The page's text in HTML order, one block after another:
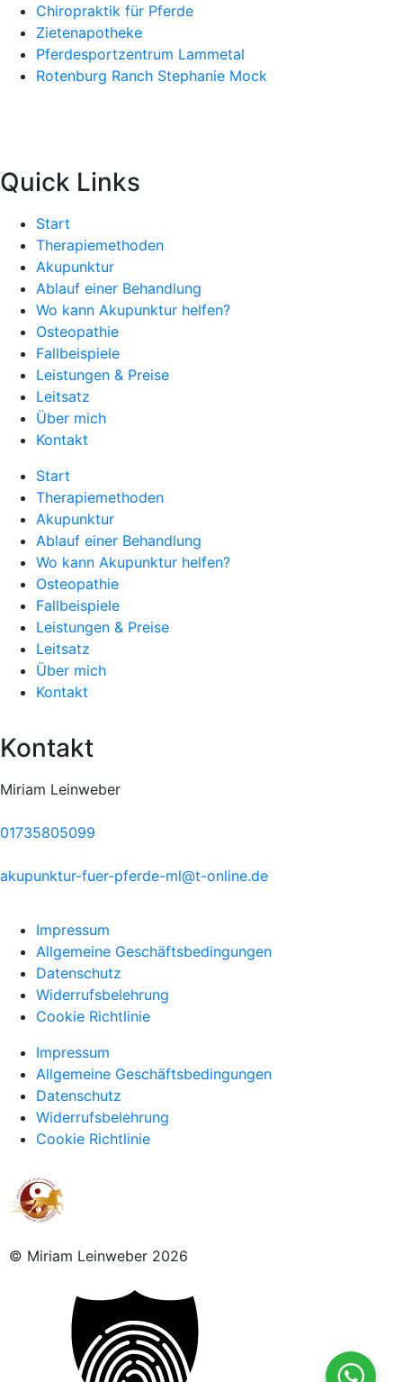
Chiropraktik für Pferde
Zietenapotheke
Pferdesportzentrum Lammetal
Rotenburg Ranch Stephanie Mock
Quick Links
Start
Therapiemethoden
Akupunktur
Ablauf einer Behandlung
Wo kann Akupunktur helfen?
Osteopathie
Fallbeispiele
Leistungen & Preise
Leitsatz
Über mich
Kontakt
Start
Therapiemethoden
Akupunktur
Ablauf einer Behandlung
Wo kann Akupunktur helfen?
Osteopathie
Fallbeispiele
Leistungen & Preise
Leitsatz
Über mich
Kontakt
Kontakt
Miriam Leinweber
01735805099
akupunktur-fuer-pferde-ml@t-online.de
Impressum
Allgemeine Geschäftsbedingungen
Datenschutz
Widerrufsbelehrung
Cookie Richtlinie
Impressum
Allgemeine Geschäftsbedingungen
Datenschutz
Widerrufsbelehrung
Cookie Richtlinie
© Miriam Leinweber 2026